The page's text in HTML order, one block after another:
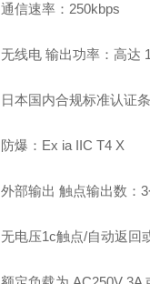
通信速率：250kbps
无线电 输出功率：高达
日本国内合规标准认证
防爆：Ex ia IIC T4 X
外部输出 触点输出数：
无电压1c触点/自动返回